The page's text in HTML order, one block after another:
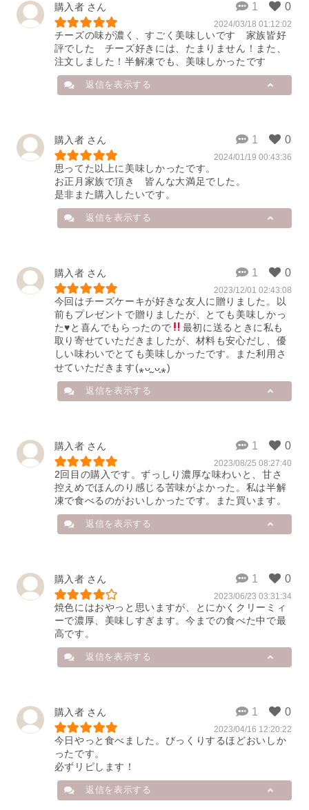
購入者
2024/03/18 01:12:02
チーズの味が濃く、すごく美味しいです　家族皆好
評でした　チーズ好きには、たまりません！また、
注文しました！半解凍でも、美味しかったです
返信を表示する
店舗から
このたびは、ご購入とレビューのご
投稿、誠にありがとうございます。
ご家族皆さまで当店のチーズケーキ
を召し上がってくださったとのこ
と、とても嬉しく存じます。
ケーキです。
「チーズ好きには、たまりませ
ん！」とのお言葉を頂戴し、大変光
栄に存じます。
全解凍の王道のなめらか食感ももち
ろん美味しいのですが、半解凍のア
イスクリームのようなしゃりっとし
た食感は、冷凍で届くからこそ味わ
える食感なので、お楽しみいただけ
たようで嬉しいです。
これからも「はれもけも」のスイー
ツが、ご投稿者さまのティータイム
に寄り添う一品となれば幸いです。
2024/05/01 02:26:12
購入者
2024/01/19 00:43:36
思ってた以上に美味しかったです。
お正月家族で頂き　皆んな大満足でした。
是非また購入したいです。
返信を表示する
店舗から
こんにちは。
はれもけものスイーツをご購入いた
だき、また嬉しいレビューまであり
がとうございます！
お正月のご家族の団らんの場でみな
さまに召し上がっていただけて、と
ても嬉しいです。
そして「思っていた以上に美味し
また是非、日常の日にも特別な日に
も、はれもけものスイーツをお選び
いただけますように。
お客様からまたご注文いただける日
おります。
購入者
2023/12/01 02:43:08
今回はチーズケーキが好きな友人に贈りました。以
前もプレゼントで贈りましたが、とても美味しかっ
た♥️と喜んでもらったので
最初に送るときに私も
取り寄せていただきましたが、材料も安心だし、優
しい味わいでとても美味しかったです。また利用さ
せていただきます(⁎ᴗ͈ˬᴗ͈⁎)
返信を表示する
店舗から
このたびは、ご購入とレビューのご
投稿、誠にありがとうございます。
ご友人への大切な贈り物に当店のチ
ーズケーキを選んでいただきました
こと、とても有難く存じます。
今回ご注文いただきましたチーズケ
ーキは、工場での製造過程は一切な
い、手づくりの工程によるもので、
保存料や着色料も一切使用しており
ません。
世界中から厳選した2種のクリーム
チーズによるまろやかな味わいにこ
またのご利用を、心よりお待ちして
おります。
「はれもけも」
2023/12/07 08:40:45
購入者
2023/08/25 08:27:40
2回目の購入です。ずっしり濃厚な味わいと、甘さ
控えめでほんのり感じる苦味がよかった。私は半解
凍で食べるのがおいしかったです。また買います。
返信を表示する
店舗から
こんにちは。
この度は「はれもけも」のご利用と
レビューのご投稿ありがとうござい
ます。
リピート購入していただけて心から
とで、甘いだけでないほろ苦さと、
香ばしい味わいに仕上げています。
半解凍だとお口の中でじっくりと溶
けていき、チーズケーキの濃厚さを
います。
冷たいので暑い季節のデザートにも
購入者
2023/06/23 03:31:34
焼色にはおやっと思いますが、とにかくクリーミィ
ーで濃厚、美味しすぎます。今までの食べた中で最
高です。
返信を表示する
店舗から
このたびは、ご購入とレビューのご
投稿を、誠にありがとうございま
す。
バスクチーズケーキの最大の特徴で
ある真っ黒に焼かれた表面には、驚
きますよね！
購入者
2023/04/16 12:20:22
今日やっと食べました。びっくりするほどおいしか
ったです。
必ずリピします！
返信を表示する